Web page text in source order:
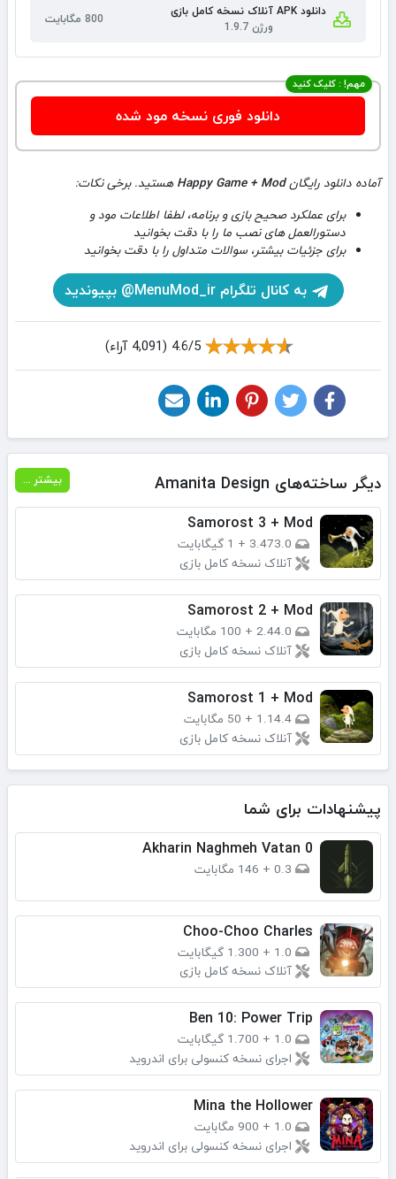
دانلود APK آنلاک نسخه کامل بازی
ورژن 1.9.7
800 مگابایت
مهم! : کلیک کنید
دانلود فوری نسخه مود شده
آماده دانلود رایگانHappy Game + Mod هستید. برخی نکات:
برای عملکرد صحیح بازی و برنامه، لطفا اطلاعات مود و
دستورالعمل های نصب ما را با دقت بخوانید
برای جزئیات بیشتر، سوالات متداول را با دقت بخوانید
به کانال تلگرام MenuMod_ir@ بپیوندید
4.6/5 (4,091 آراء)
دیگر ساخته‌های Amanita Design بیشتر ...
Samorost 3 + Mod
3.473.0
+ 1 گیگابایت
آنلاک نسخه کامل بازی
Samorost 2 + Mod
2.44.0
+ 100 مگابایت
آنلاک نسخه کامل بازی
Samorost 1 + Mod
1.14.4
+ 50 مگابایت
آنلاک نسخه کامل بازی
پیشنهادات برای شما
Akharin Naghmeh Vatan 0
0.3
+ 146 مگابایت
Choo-Choo Charles
1.0
+ 1.300 گیگابایت
آنلاک نسخه کامل بازی
Ben 10: Power Trip
1.0
+ 1.700 گیگابایت
اجرای نسخه کنسولی برای اندروید
Mina the Hollower
1.0
+ 900 مگابایت
اجرای نسخه کنسولی برای اندروید